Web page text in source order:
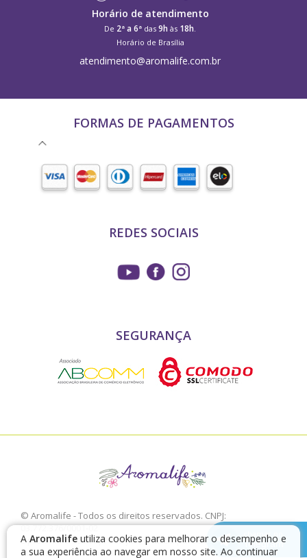
A Aromalife utiliza cookies para melhorar o desempenho e
a sua experiência ao navegar em nosso site. Ao continuar
chamar no
Telegram
Horário de atendimento
De 2ª a 6ª das 9h às 18h
Horário de Brasília
atendimento@aromalife.com.br
FORMAS DE PAGAMENTOS
REDES SOCIAIS
SEGURANÇA
© Aromalife - Todos os direitos reservados. CNPJ:
03.772.376/0001-02
É proibido a sua reprodução, total ou parcial, sem a expressa
autorização da Aromalife.